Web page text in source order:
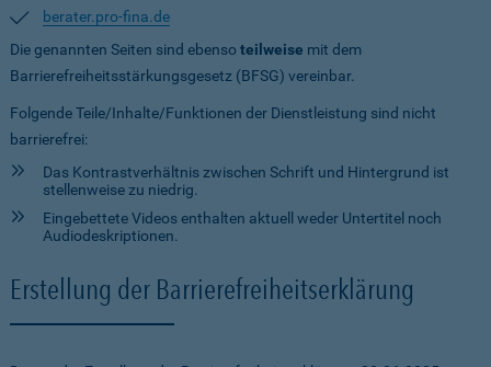
berater.pro-fina.de
Die genannten Seiten sind ebensoteilweise mit dem
Barrierefreiheitsstärkungsgesetz (BFSG) vereinbar.
Folgende Teile/Inhalte/Funktionen der Dienstleistung sind nicht
barrierefrei:
Das Kontrastverhältnis zwischen Schrift und Hintergrund ist
stellenweise zu niedrig.
Eingebettete Videos enthalten aktuell weder Untertitel noch
Audiodeskriptionen.
Erstellung der Barrierefreiheitserklärung